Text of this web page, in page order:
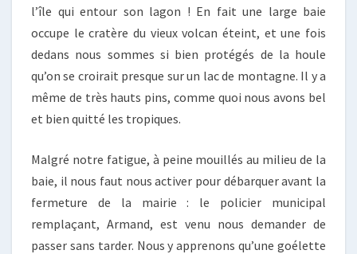
l’île qui entour son lagon ! En fait une large baie
occupe le cratère du vieux volcan éteint, et une fois
dedans nous sommes si bien protégés de la houle
qu’on se croirait presque sur un lac de montagne. Il y a
même de très hauts pins, comme quoi nous avons bel
et bien quitté les tropiques.
Malgré notre fatigue, à peine mouillés au milieu de la
baie, il nous faut nous activer pour débarquer avant la
fermeture de la mairie : le policier municipal
remplaçant, Armand, est venu nous demander de
passer sans tarder. Nous y apprenons qu’une goélette